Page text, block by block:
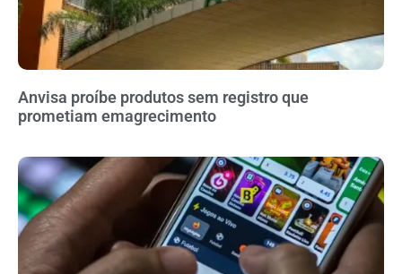
Anvisa proíbe produtos sem registro que
prometiam emagrecimento